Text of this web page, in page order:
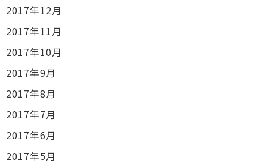
2017年12月
2017年11月
2017年10月
2017年9月
2017年8月
2017年7月
2017年6月
2017年5月